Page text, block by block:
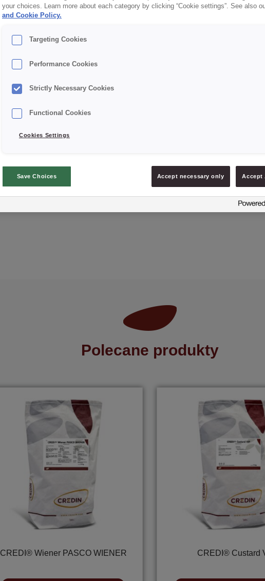
Szczegóły
Opakowanie: 5 kg netto; jednowarstwowy worek
Polecane produkty
CREDI® Wiener PASCO WIENER CREDI® Custard
your choices. Learn more about each category by clicking “Cookie settings”. See also
and Cookie Policy.
Targeting Cookies
Performance Cookies
Strictly Necessary Cookies
Functional Cookies
Cookies Settings
Save Choices Accept necessary only Accept